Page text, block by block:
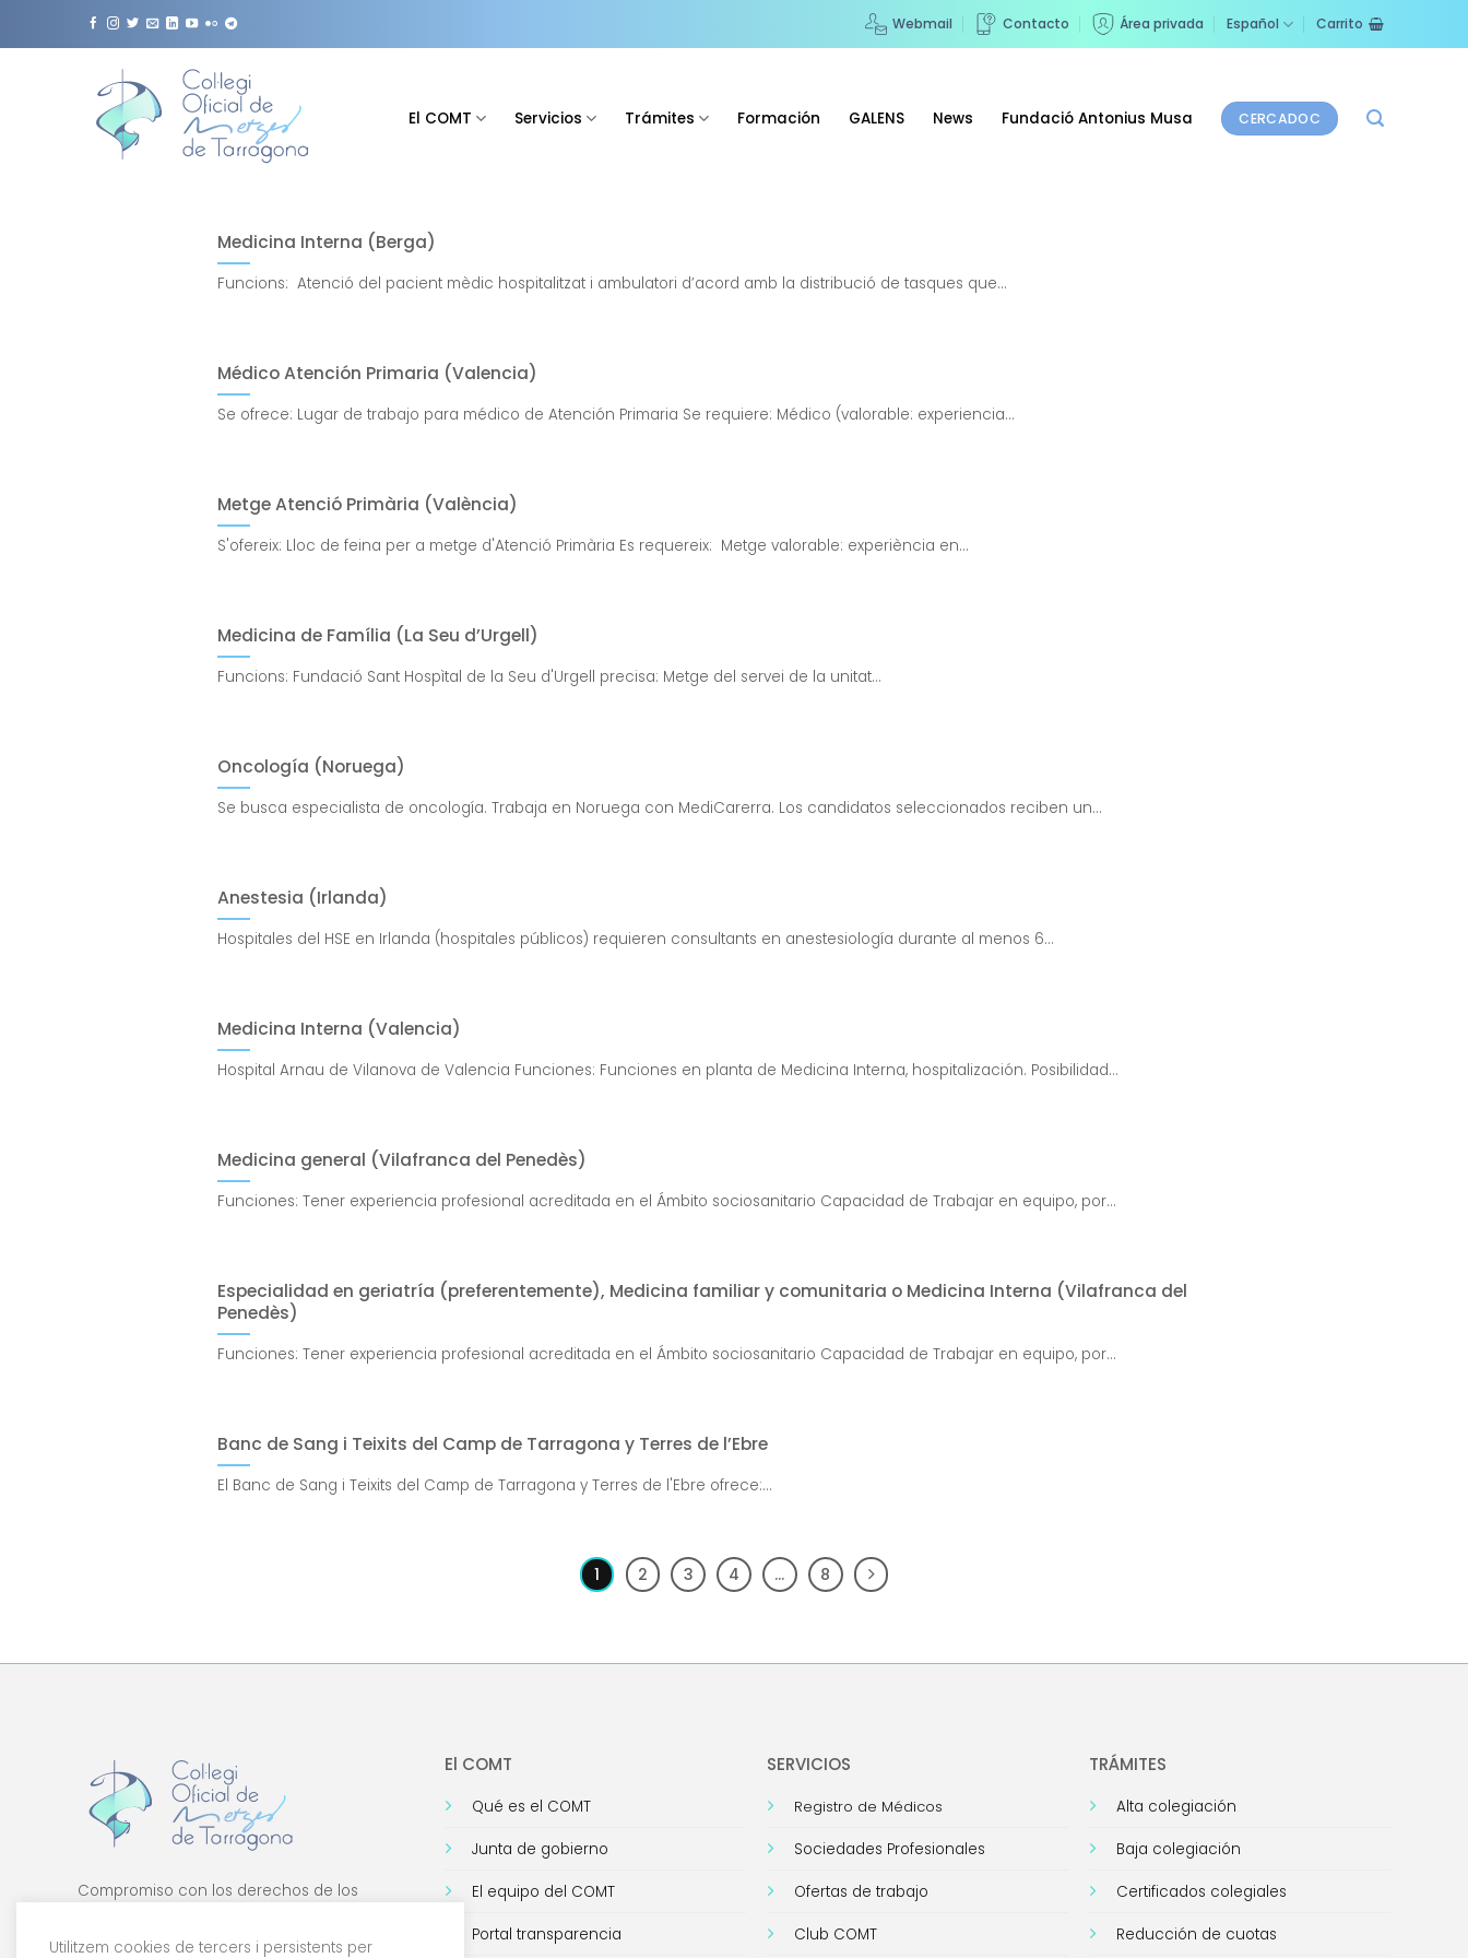
Webmail Contacto Área privada Español Carrito
El COMT Servicios Trámites Formación GALENS News Fundació Antonius Musa CERCADOC
Medicina Interna (Berga)
Funcions: Atenció del pacient mèdic hospitalitzat i ambulatori d’acord amb la distribució de tasques que...
Médico Atención Primaria (Valencia)
Se ofrece: Lugar de trabajo para médico de Atención Primaria Se requiere: Médico (valorable: experiencia...
Metge Atenció Primària (València)
S'ofereix: Lloc de feina per a metge d'Atenció Primària Es requereix: Metge valorable: experiència en...
Medicina de Família (La Seu d’Urgell)
Funcions: Fundació Sant Hospìtal de la Seu d'Urgell precisa: Metge del servei de la unitat...
Oncología (Noruega)
Se busca especialista de oncología. Trabaja en Noruega con MediCarerra. Los candidatos seleccionados reciben un...
Anestesia (Irlanda)
Hospitales del HSE en Irlanda (hospitales públicos) requieren consultants en anestesiología durante al menos 6...
Medicina Interna (Valencia)
Hospital Arnau de Vilanova de Valencia Funciones: Funciones en planta de Medicina Interna, hospitalización. Posibilidad...
Medicina general (Vilafranca del Penedès)
Funciones: Tener experiencia profesional acreditada en el Ámbito sociosanitario Capacidad de Trabajar en equipo, por...
Especialidad en geriatría (preferentemente), Medicina familiar y comunitaria o Medicina Interna (Vilafranca del
Penedès)
Funciones: Tener experiencia profesional acreditada en el Ámbito sociosanitario Capacidad de Trabajar en equipo, por...
Banc de Sang i Teixits del Camp de Tarragona y Terres de l’Ebre
El Banc de Sang i Teixits del Camp de Tarragona y Terres de l'Ebre ofrece:...
1 2 3 4 … 8
Compromiso con los derechos de los
la tecnología.
El COMT
Qué es el COMT
Junta de gobierno
El equipo del COMT
Portal transparencia
SERVICIOS
Registro de Médicos
Sociedades Profesionales
Ofertas de trabajo
Club COMT
TRÁMITES
Alta colegiación
Baja colegiación
Certificados colegiales
Reducción de cuotas
Utilitzem cookies de tercers i persistents per